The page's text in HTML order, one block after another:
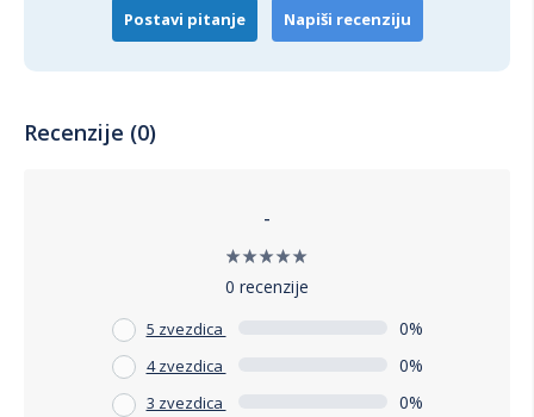
Postavi pitanje Napiši recenziju
Recenzije (0)
-
0 recenzije
5 zvezdica 0%
4 zvezdica 0%
3 zvezdica 0%